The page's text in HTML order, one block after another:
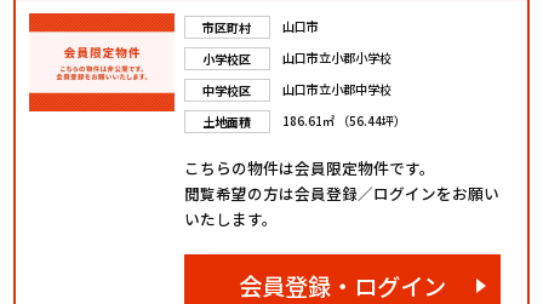
市区町村
山口市
小学校区
山口市立小郡小学校
中学校区
山口市立小郡中学校
土地面積
186.61㎡ （56.44坪）
こちらの物件は会員限定物件です。
閲覧希望の方は会員登録／ログインをお願い
いたします。
会員登録・ログイン